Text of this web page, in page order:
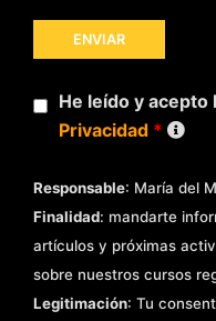
He leído y acepto
Privacidad *
Responsable: María del
Finalidad: mandarte
artículos y próximas
sobre nuestros cursos
Legitimación: Tu